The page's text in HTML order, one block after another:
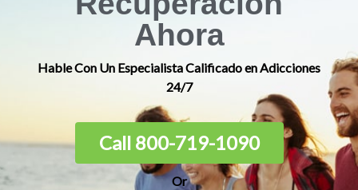
Ahora
Hable Con Un Especialista Calificado en Adicciones
24/7
Call 800-719-1090
Or